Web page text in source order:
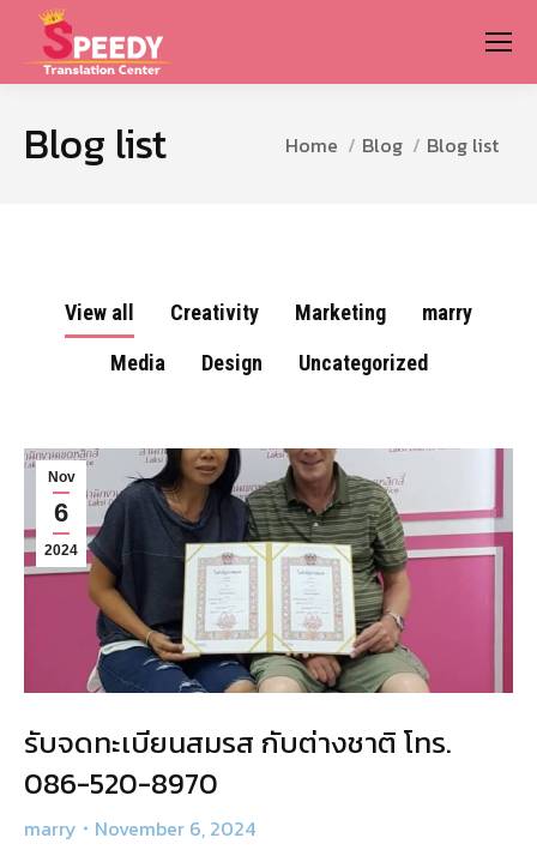
Blog list You are here:
Home Blog Blog list
View all Creativity Marketing
marry
Media
Design Uncategorized
Nov
6
2024
รับจดทะเบียนสมรส กับต่างชาติ โทร.
086-520-8970
marry November 6, 2024